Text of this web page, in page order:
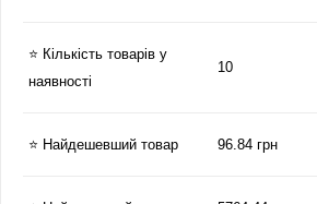
⭐ Кількість товарів у
наявності
10
⭐ Найдешевший товар 96.84 грн